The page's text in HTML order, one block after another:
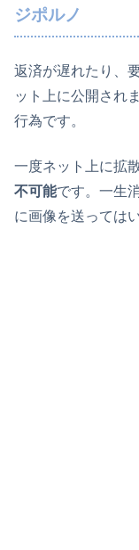
ジポルノ
返済が遅れたり、
ット上に公開され
行為です。
一度ネット上に拡
不可能です。一生
に画像を送っては